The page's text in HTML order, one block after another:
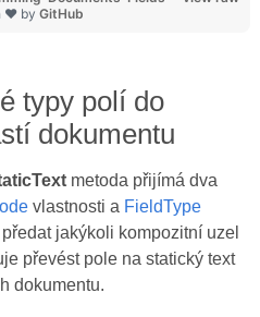
❤ by GitHub
typy polí do
dokumentu
metoda přijímá dva
vlastnosti a FieldType
jakýkoli kompozitní uzel
převést pole na statický text
dokumentu.